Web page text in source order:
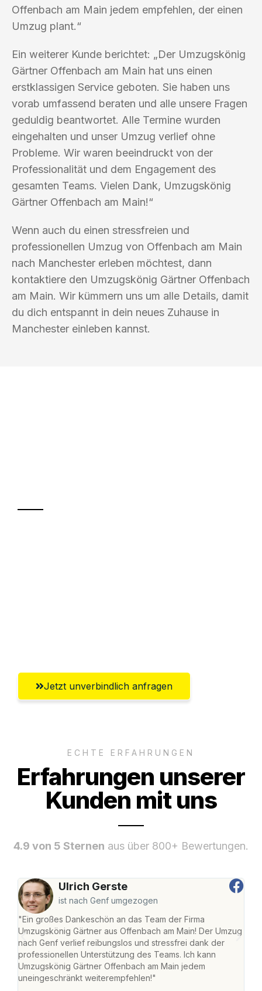
Offenbach am Main jedem empfehlen, der einen
Umzug plant.“
Ein weiterer Kunde berichtet: „Der Umzugskönig
Gärtner Offenbach am Main hat uns einen
erstklassigen Service geboten. Sie haben uns
vorab umfassend beraten und alle unsere Fragen
geduldig beantwortet. Alle Termine wurden
eingehalten und unser Umzug verlief ohne
Probleme. Wir waren beeindruckt von der
Professionalität und dem Engagement des
gesamten Teams. Vielen Dank, Umzugskönig
Gärtner Offenbach am Main!“
Wenn auch du einen stressfreien und
professionellen Umzug von Offenbach am Main
nach Manchester erleben möchtest, dann
kontaktiere den Umzugskönig Gärtner Offenbach
am Main. Wir kümmern uns um alle Details, damit
du dich entspannt in dein neues Zuhause in
Manchester einleben kannst.
Jetzt unverbindlich anfragen
ECHTE ERFAHRUNGEN
Erfahrungen unserer
Kunden mit uns
4.9 von 5 Sternen aus über 800+ Bewertungen.
Ulrich Gerste
ist nach Genf umgezogen
"Ein großes Dankeschön an das Team der Firma
Umzugskönig Gärtner aus Offenbach am Main! Der Umzug
nach Genf verlief reibungslos und stressfrei dank der
professionellen Unterstützung des Teams. Ich kann
Umzugskönig Gärtner Offenbach am Main jedem
uneingeschränkt weiterempfehlen!"